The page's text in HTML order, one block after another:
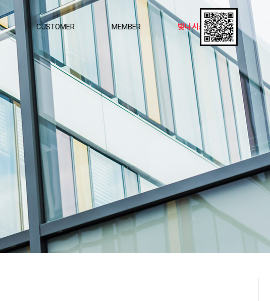
CUSTOMER MEMBER 빛나시스템창호